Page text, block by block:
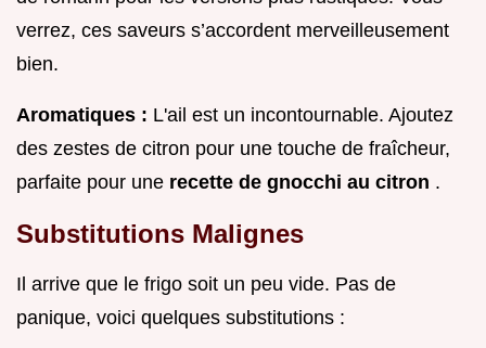
verrez, ces saveurs s’accordent merveilleusement
bien.
Aromatiques : L'ail est un incontournable. Ajoutez
des zestes de citron pour une touche de fraîcheur,
parfaite pour une recette de gnocchi au citron .
Substitutions Malignes
Il arrive que le frigo soit un peu vide. Pas de
panique, voici quelques substitutions :